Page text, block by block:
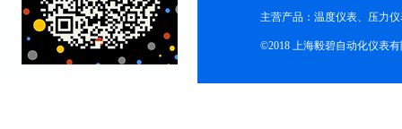
主营产品：温度仪表、压力
©2018 上海毅碧自动化仪表